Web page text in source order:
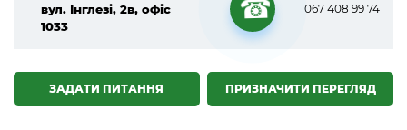
вул. Інглезі, 2в, офіс
1033
☎
067 408 99 74
ПРИЗНАЧИТИ ПЕРЕГЛЯД
ЗАДАТИ ПИТАННЯ